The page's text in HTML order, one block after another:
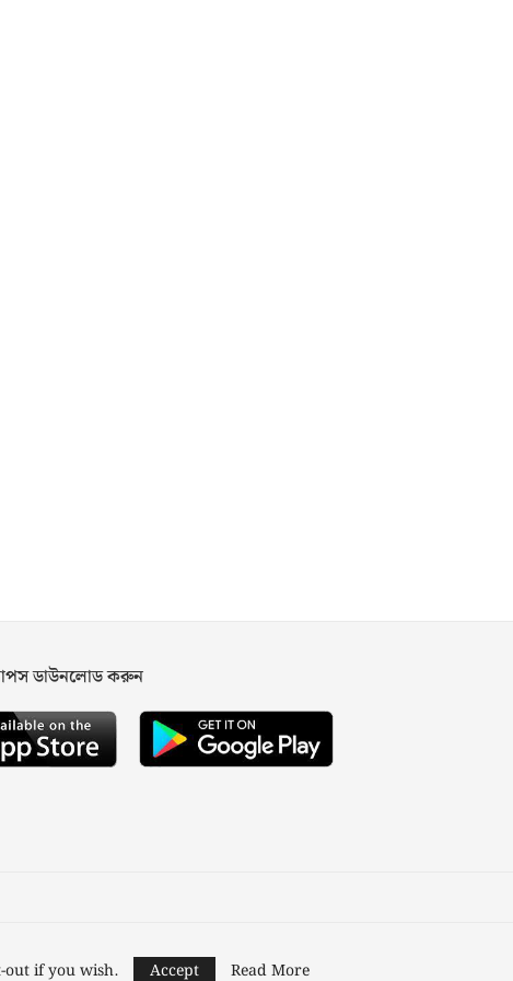
ডাউনলোড করুন
and Developed byNusratech Pte Ltd.
out if you wish. Accept Read More